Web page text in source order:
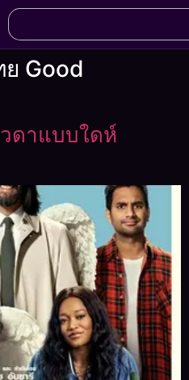
Good
ดาแบบใดห์